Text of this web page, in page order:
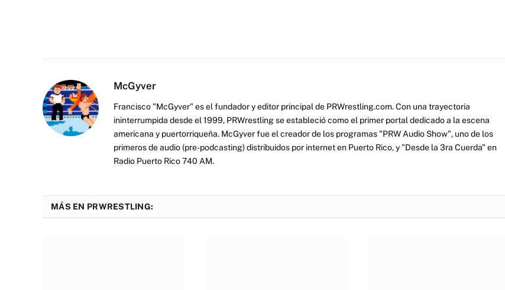
McGyver
Francisco "McGyver" es el fundador y editor principal de PRWrestling.com. Con una trayectoria
ininterrumpida desde el 1999, PRWrestling se estableció como el primer portal dedicado a la escena
americana y puertorriqueña. McGyver fue el creador de los programas "PRW Audio Show", uno de los
primeros de audio (pre-podcasting) distribuidos por internet en Puerto Rico, y "Desde la 3ra Cuerda" en
Radio Puerto Rico 740 AM.
MÁS EN PRWRESTLING: